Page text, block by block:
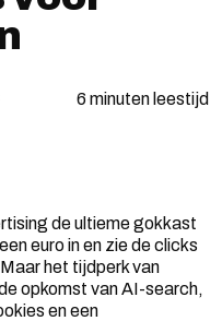
6 minuten leestijd
de ultieme gokkast
euro in en zie de clicks
het tijdperk van
opkomst van AI-search,
en een